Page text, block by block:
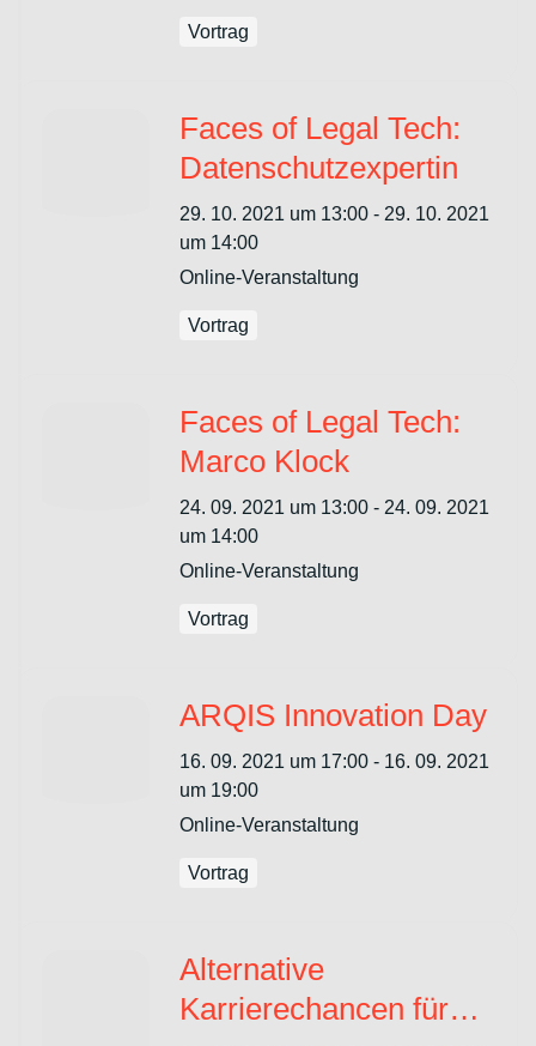
Vortrag
Faces of Legal Tech:
Datenschutzexpertin
29. 10. 2021 um 13:00 - 29. 10. 2021
um 14:00
Online-Veranstaltung
Vortrag
Faces of Legal Tech:
Marco Klock
24. 09. 2021 um 13:00 - 24. 09. 2021
um 14:00
Online-Veranstaltung
Vortrag
ARQIS Innovation Day
16. 09. 2021 um 17:00 - 16. 09. 2021
um 19:00
Online-Veranstaltung
Vortrag
Alternative
Karrierechancen für